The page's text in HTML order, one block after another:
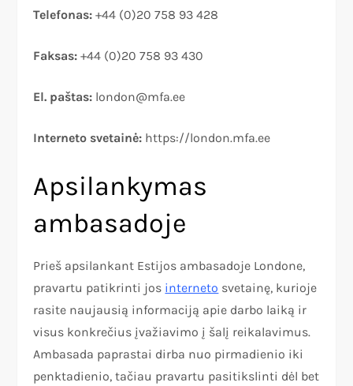
Telefonas: +44 (0)20 758 93 428
Faksas: +44 (0)20 758 93 430
El. paštas: london@mfa.ee
Interneto svetainė: https://london.mfa.ee
Apsilankymas
ambasadoje
Prieš apsilankant Estijos ambasadoje Londone,
pravartu patikrinti jos interneto svetainę, kurioje
rasite naujausią informaciją apie darbo laiką ir
visus konkrečius įvažiavimo į šalį reikalavimus.
Ambasada paprastai dirba nuo pirmadienio iki
penktadienio, tačiau pravartu pasitikslinti dėl bet